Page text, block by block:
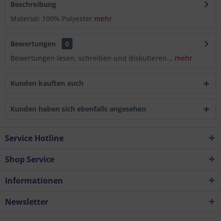
Beschreibung
Material: 100% Polyester mehr
Bewertungen
0
Bewertungen lesen, schreiben und diskutieren... mehr
Kunden kauften auch
Kunden haben sich ebenfalls angesehen
Service Hotline
Shop Service
Informationen
Newsletter